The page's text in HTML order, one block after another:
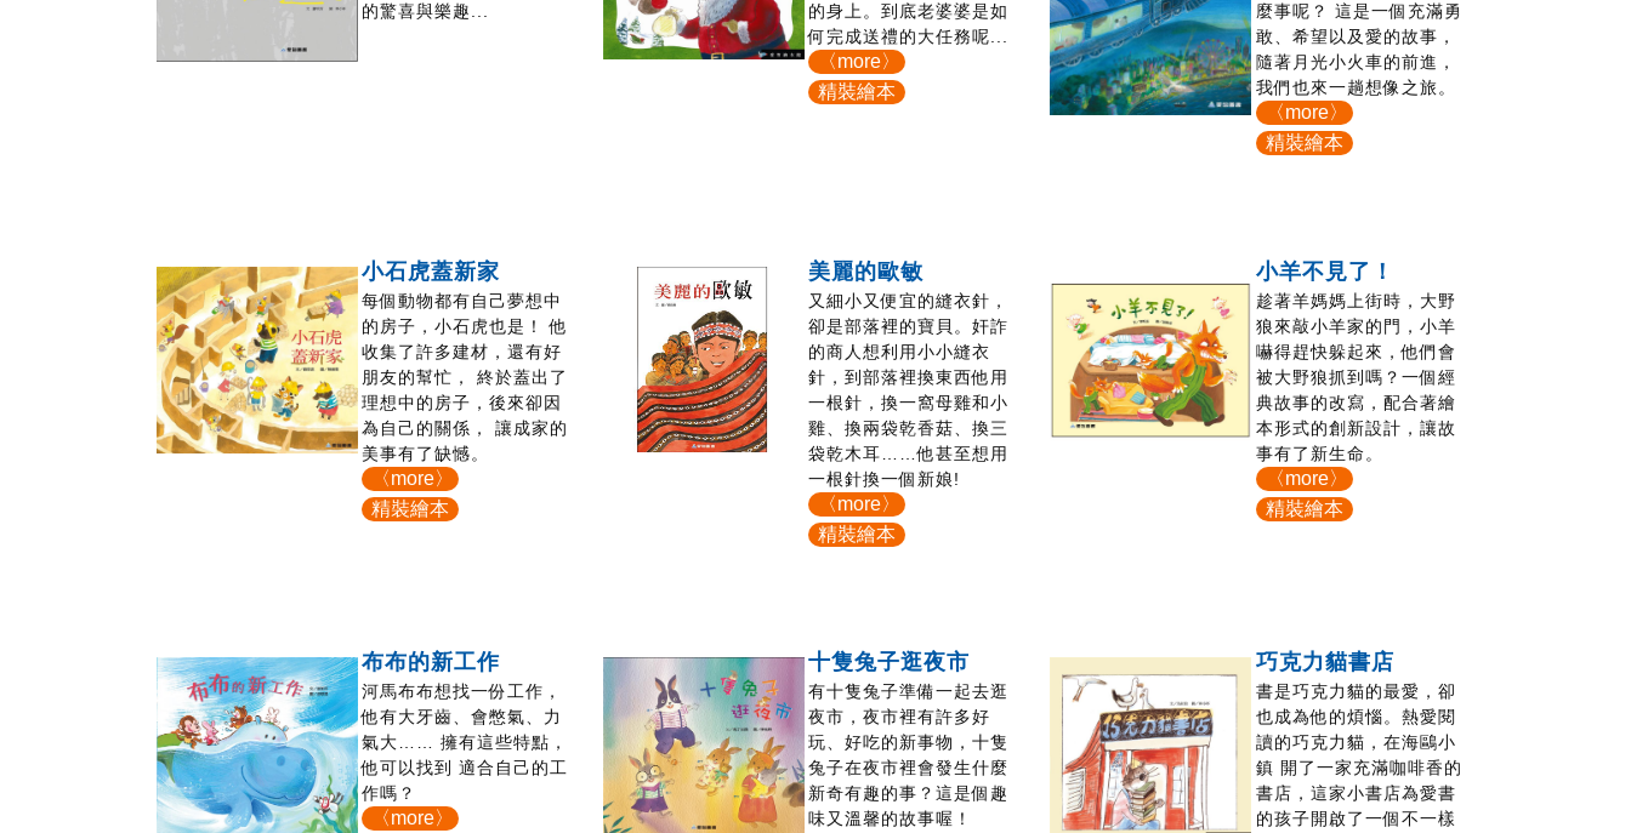
的驚喜與樂趣...
的身上。到底老婆婆是如
何完成送禮的大任務呢...
〈more〉
精裝繪本
麼事呢？ 這是一個充滿勇
敢、希望以及愛的故事，
隨著月光小火車的前進，
我們也來一趟想像之旅。
〈more〉
精裝繪本
小石虎蓋新家
每個動物都有自己夢想中
的房子，小石虎也是！ 他
收集了許多建材，還有好
朋友的幫忙， 終於蓋出了
理想中的房子，後來卻因
為自己的關係， 讓成家的
美事有了缺憾。
〈more〉
精裝繪本
美麗的歐敏
又細小又便宜的縫衣針，
卻是部落裡的寶貝。奸詐
的商人想利用小小縫衣
針，到部落裡換東西他用
一根針，換一窩母雞和小
雞、換兩袋乾香菇、換三
袋乾木耳……他甚至想用
一根針換一個新娘!
〈more〉
精裝繪本
小羊不見了！
趁著羊媽媽上街時，大野
狼來敲小羊家的門，小羊
嚇得趕快躲起來，他們會
被大野狼抓到嗎？一個經
典故事的改寫，配合著繪
本形式的創新設計，讓故
事有了新生命。
〈more〉
精裝繪本
布布的新工作
河馬布布想找一份工作，
他有大牙齒、會憋氣、力
氣大…… 擁有這些特點，
他可以找到 適合自己的工
作嗎？
〈more〉
十隻兔子逛夜市
有十隻兔子準備一起去逛
夜市，夜市裡有許多好
玩、好吃的新事物，十隻
兔子在夜市裡會發生什麼
新奇有趣的事？這是個趣
味又溫馨的故事喔！
巧克力貓書店
書是巧克力貓的最愛，卻
也成為他的煩惱。熱愛閱
讀的巧克力貓，在海鷗小
鎮 開了一家充滿咖啡香的
書店，這家小書店為愛書
的孩子開啟了一個不一樣